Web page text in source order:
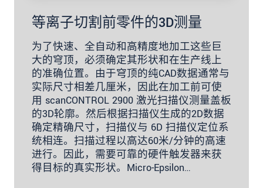
等离子切割前零件的3D测量
为了快速、全自动和高精度地加工这些巨
大的穹顶，必须确定其形状和在生产线上
的准确位置。由于穹顶的纯CAD数据通常与
实际尺寸相差几厘米，因此在加工前可使
用 scanCONTROL 2900 激光扫描仪测量盖板
的3D轮廓。然后根据扫描仪生成的2D数据
确定精确尺寸，扫描仪与 6D 扫描仪定位系
统相连。扫描过程以高达60米/分钟的高速
进行。因此，需要可靠的硬件触发器来获
得目标的真实形状。Micro-Epsilon…